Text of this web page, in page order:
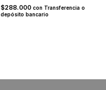
$288.000 con Transferencia o
depósito bancario